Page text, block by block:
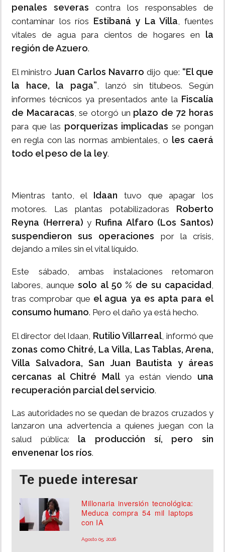
penales severas contra los responsables de
contaminar los ríos Estibaná y La Villa, fuentes
vitales de agua para cientos de hogares en la
región de Azuero.
El ministro Juan Carlos Navarro dijo que: “El que
la hace, la paga”, lanzó sin titubeos. Según
informes técnicos ya presentados ante la Fiscalía
de Macaracas, se otorgó un plazo de 72 horas
para que las porquerizas implicadas se pongan
en regla con las normas ambientales, o les caerá
todo el peso de la ley.
Mientras tanto, el Idaan tuvo que apagar los
motores. Las plantas potabilizadoras Roberto
Reyna (Herrera) y Rufina Alfaro (Los Santos)
suspendieron sus operaciones por la crisis,
dejando a miles sin el vital líquido.
Este sábado, ambas instalaciones retomaron
labores, aunque solo al 50 % de su capacidad ,
tras comprobar que el agua ya es apta para el
consumo humano. Pero el daño ya está hecho.
El director del Idaan, Rutilio Villarreal, informó que
zonas como Chitré, La Villa, Las Tablas, Arena,
Villa Salvadora, San Juan Bautista y áreas
cercanas al Chitré Mallya están viendo una
recuperación parcial del servicio.
Las autoridades no se quedan de brazos cruzados y
lanzaron una advertencia a quienes juegan con la
salud pública: la producción sí, pero sin
envenenar los ríos.
Te puede interesar
Millonaria inversión tecnológica:
Meduca compra 54 mil laptops
con IA
Agosto 05, 2026